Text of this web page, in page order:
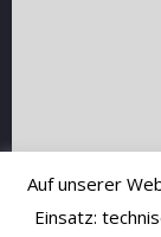
Auf unserer
Einsatz: